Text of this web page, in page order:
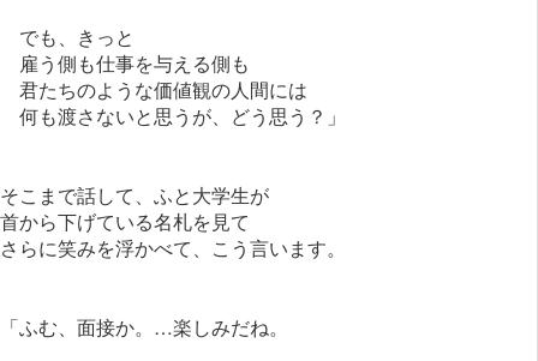
でも、きっと
雇う側も仕事を与える側も
君たちのような価値観の人間には
何も渡さないと思うが、どう思う？」
そこまで話して、ふと大学生が
首から下げている名札を見て
さらに笑みを浮かべて、こう言います。
「ふむ、面接か。…楽しみだね。